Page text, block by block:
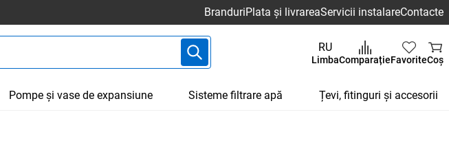
BranduriPlata și livrareaServicii instalareContacte
RU
LimbaComparațieFavoriteCoș
Pompe și vase de expansiune Sisteme filtrare apă Țevi, fitinguri și accesorii